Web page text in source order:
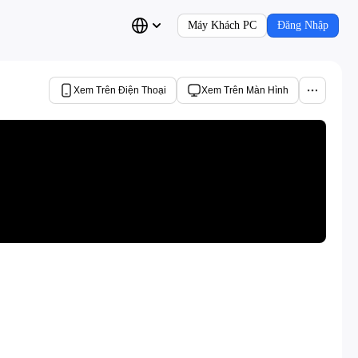
Máy Khách PC Đăng Nhập
Xem Trên Điện Thoại Xem Trên Màn Hình